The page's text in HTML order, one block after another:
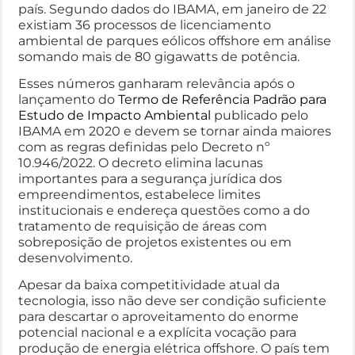
país. Segundo dados do IBAMA, em janeiro de 22
existiam 36 processos de licenciamento
ambiental de parques eólicos offshore em análise
somando mais de 80 gigawatts de potência.
Esses números ganharam relevância após o
lançamento do Termo de Referência Padrão para
Estudo de Impacto Ambiental publicado pelo
IBAMA em 2020 e devem se tornar ainda maiores
com as regras definidas pelo Decreto nº
10.946/2022. O decreto elimina lacunas
importantes para a segurança jurídica dos
empreendimentos, estabelece limites
institucionais e endereça questões como a do
tratamento de requisição de áreas com
sobreposição de projetos existentes ou em
desenvolvimento.
Apesar da baixa competitividade atual da
tecnologia, isso não deve ser condição suficiente
para descartar o aproveitamento do enorme
potencial nacional e a explícita vocação para
produção de energia elétrica offshore. O país tem